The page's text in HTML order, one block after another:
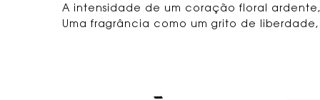
A intensidade de um coração floral
Uma fragrância como um grito de